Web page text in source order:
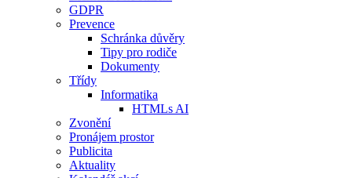
GDPR
Prevence
Schránka důvěry
Tipy pro rodiče
Dokumenty
Třídy
Informatika
HTMLs AI
Zvonění
Pronájem prostor
Publicita
Aktuality